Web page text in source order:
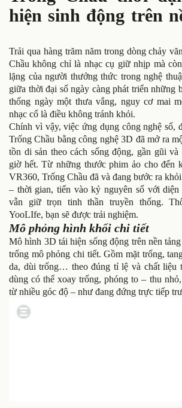
hiện sinh động trên
Trải qua hàng trăm năm trong dòng chảy
Chầu không chỉ là nhạc cụ giữ nhịp mà
lặng của người thưởng thức trong nghệ
giữa thời đại số ngày càng phát triển những
thống ngày một thưa vắng, nguy cơ mai
nhạc cổ là điều không tránh khỏi.
Chính vì vậy, việc ứng dụng công nghệ số,
Trống Chầu bằng công nghệ 3D đã mở ra
tồn di sản theo cách sống động, gần gũi
giờ hết. Từ những thước phim ảo cho đến
VR360, Trống Chầu đã và đang bước ra
– thời gian, tiến vào kỷ nguyên số với diện
vẫn giữ trọn tinh thần truyền thống.
YooLIfe, bạn sẽ được trải nghiệm.
Mô phỏng hình khối chi tiết
Mô hình 3D tái hiện sống động trên nền
trống mô phỏng chi tiết. Gồm mặt trống,
da, dùi trống… theo đúng tỉ lệ và chất liệu
dùng có thể xoay trống, phóng to – thu
từ nhiều góc độ – như đang đứng trực tiếp